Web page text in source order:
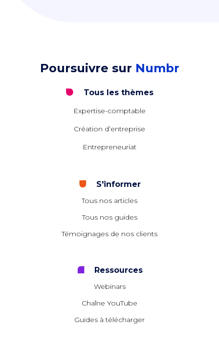
Poursuivre sur Numbr
Tous les thèmes
Expertise-comptable
Création d’entreprise
Entrepreneuriat
S'informer
Tous nos articles
Tous nos guides
Témoignages de nos clients
Ressources
Webinars
Chaîne YouTube
Guides à télécharger